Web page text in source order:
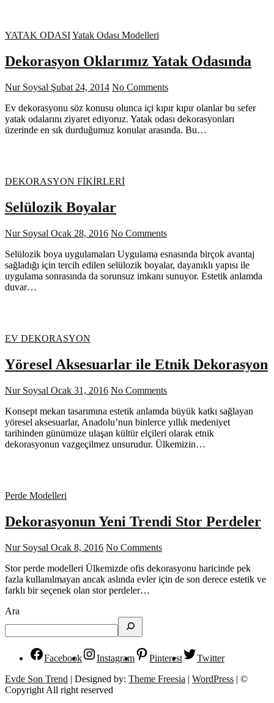
YATAK ODASIYatak Odası Modelleri
Dekorasyon Oklarımız Yatak Odasında
Nur Soysal Şubat 24, 2014 No Comments
Ev dekorasyonu söz konusu olunca içi kıpır kıpır olanlar bu sefer
yatak odalarını ziyaret ediyoruz. Yatak odası dekorasyonları
üzerinde en sık durduğumuz konular arasında. Bu…
DEKORASYON FİKİRLERİ
Selülozik Boyalar
Nur Soysal Ocak 28, 2016 No Comments
Selülozik boya uygulamaları Uygulama esnasında birçok avantaj
sağladığı için tercih edilen selülozik boyalar, dayanıklı yapısı ile
uygulama sonrasında da sorunsuz imkanı sunuyor. Estetik anlamda
duvar…
EV DEKORASYON
Yöresel Aksesuarlar ile Etnik Dekorasyon
Nur Soysal Ocak 31, 2016 No Comments
Konsept mekan tasarımına estetik anlamda büyük katkı sağlayan
yöresel aksesuarlar, Anadolu’nun binlerce yıllık medeniyet
tarihinden günümüze ulaşan kültür elçileri olarak etnik
dekorasyonun vazgeçilmez unsurudur. Ülkemizin…
Perde Modelleri
Dekorasyonun Yeni Trendi Stor Perdeler
Nur Soysal Ocak 8, 2016 No Comments
Stor perde modelleri Ülkemizde ofis dekorasyonu haricinde pek
fazla kullanılmayan ancak aslında evler için de son derece estetik ve
farklı bir seçenek olan stor perdeler…
Ara
Facebook Instagram Pinterest
Twitter
Evde Son Trend | Designed by: Theme Freesia | WordPress | ©
Copyright All right reserved